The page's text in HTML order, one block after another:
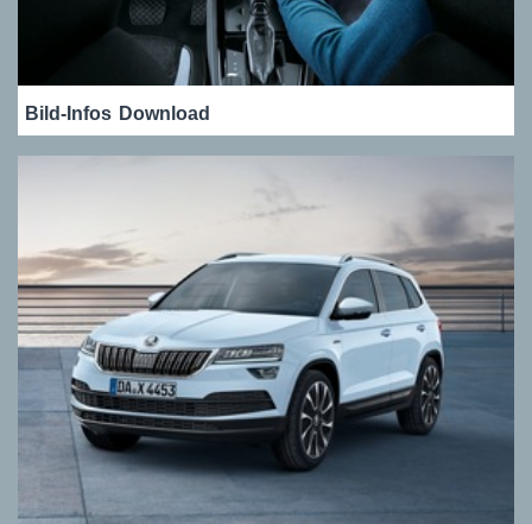
Bild-Infos Download